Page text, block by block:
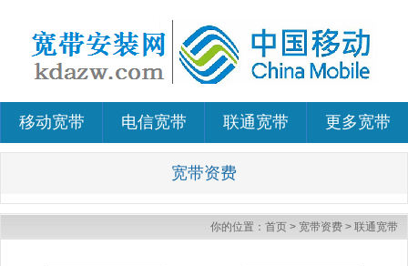
移动宽带 电信宽带 联通宽带 更多宽带
宽带资费
你的位置： 首页 > 宽带资费 > 联通宽带